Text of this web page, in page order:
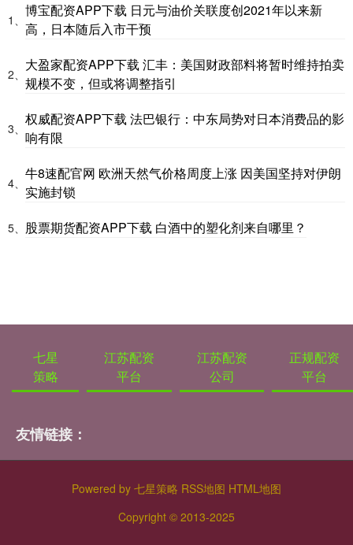
1、
博宝配资APP下载 日元与油价关联度创2021年以来新
高，日本随后入市干预
2、
大盈家配资APP下载 汇丰：美国财政部料将暂时维持拍卖
规模不变，但或将调整指引
3、
权威配资APP下载 法巴银行：中东局势对日本消费品的影
响有限
4、
牛8速配官网 欧洲天然气价格周度上涨 因美国坚持对伊朗
实施封锁
5、 股票期货配资APP下载 白酒中的塑化剂来自哪里？
七星
策略
江苏配资
平台
江苏配资
公司
正规配资
平台
友情链接：
Powered by 七星策略 RSS地图 HTML地图
Copyright © 2013-2025